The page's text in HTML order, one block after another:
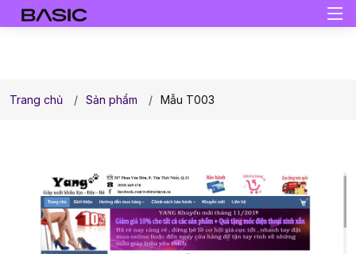
Trang chủ Sản phẩm Mẫu T003